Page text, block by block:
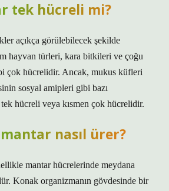
tek hücreli mi?
açıkça görülebilecek şekilde
hayvan türleri, kara bitkileri ve çoğu
çok hücrelidir. Ancak, mukus küfleri
sosyal amipleri gibi bazı
hücreli veya kısmen çok hücrelidir.
nasıl ürer?
mantar hücrelerinde meydana
Konak organizmanın gövdesinde bir